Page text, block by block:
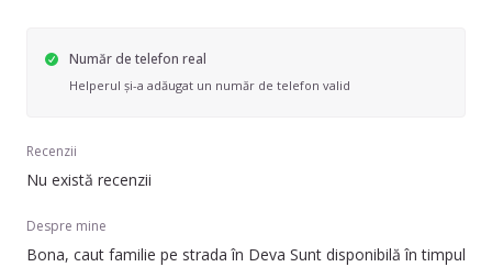
Număr de telefon real
Helperul și-a adăugat un număr de telefon valid
Recenzii
Nu există recenzii
Despre mine
Bona, caut familie pe strada în Deva Sunt disponibilă în timpul